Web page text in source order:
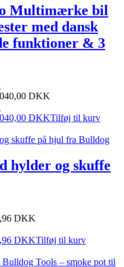
Multimærke bil
med dansk
funktioner & 3
aktuelle
er:
DKK
aktuelle
er:
DKKTilføj til kurv
hylder og skuffe
DKK
DKKTilføj til kurv